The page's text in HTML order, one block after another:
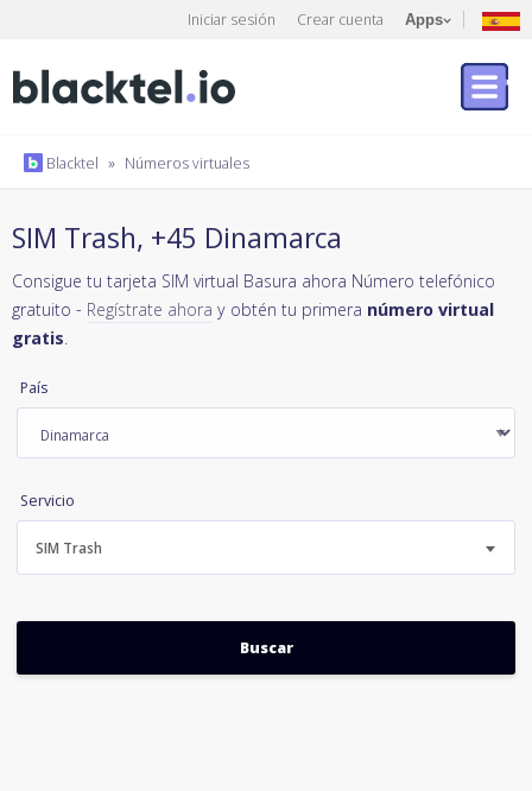
Iniciar sesión Crear cuenta Apps
Blacktel » Números virtuales
SIM Trash, +45 Dinamarca
Consigue tu tarjeta SIM virtual Basura ahora Número telefónico
gratuito - Regístrate ahora y obtén tu primera número virtual
gratis.
País
Servicio
SIM Trash